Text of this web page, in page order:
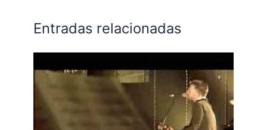
Entradas relacionadas